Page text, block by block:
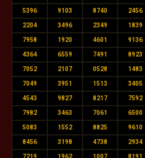
5396 9103 8740 2456
2204 3496 2349 1839
7958 1920 4601 9136
4364 6559 7491 8923
7052 2107 0528 1483
7049 3951 1513 3405
4543 9827 8217 7592
7982 3463 7061 6500
5083 1552 8825 9610
8456 3198 4738 2934
7219 1962 1007 8191